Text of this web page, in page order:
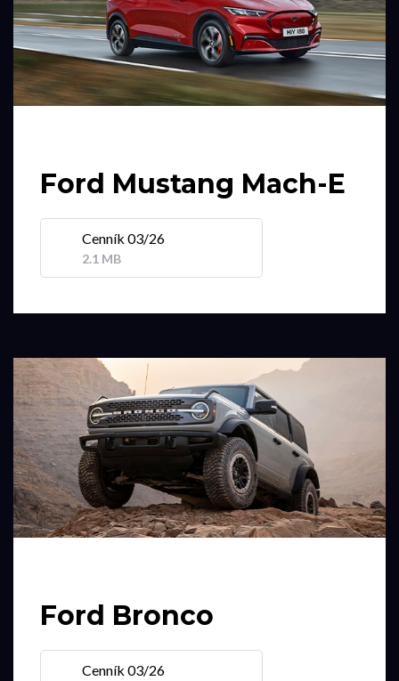
Ford Mustang Mach-E
Cenník 03/26
2.1 MB
Ford Bronco
Cenník 03/26